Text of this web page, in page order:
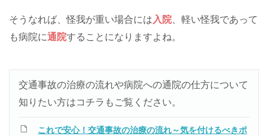
そうなれば、怪我が重い場合には 入院、軽い怪我であって
も病院に通院することになりますよね。
交通事故の治療の流れや病院への通院の仕方について
知りたい方はコチラもご覧ください。
これで安心！交通事故の治療の流れ～気を付けるべきポ